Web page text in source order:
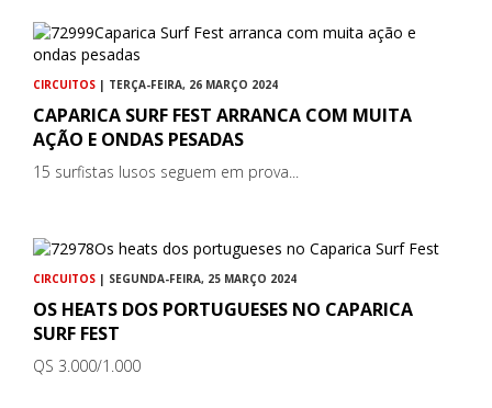
CIRCUITOS | TERÇA-FEIRA, 26 MARÇO 2024
CAPARICA SURF FEST ARRANCA COM MUITA
AÇÃO E ONDAS PESADAS
15 surfistas lusos seguem em prova...
CIRCUITOS | SEGUNDA-FEIRA, 25 MARÇO 2024
OS HEATS DOS PORTUGUESES NO CAPARICA
SURF FEST
QS 3.000/1.000